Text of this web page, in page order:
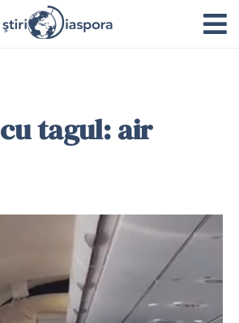
tagul: air